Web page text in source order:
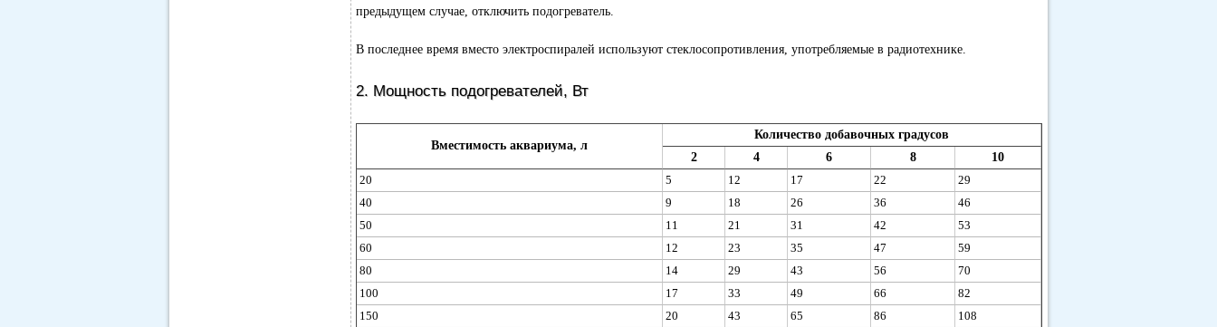
предыдущем случае, отключить подогреватель.
В последнее время вместо электроспиралей используют стеклосопротивления, употребляемые в радиотехнике.
2. Мощность подогревателей, Вт
Вместимость аквариума, л
Количество добавочных градусов
2
4 6 8
10
20
5 12 17 22
29
40
9 18 26 36
46
50
11 21 31 42
53
60
12 23 35 47
59
80
14 29 43 56
70
100
17 33 49 66
82
150
20 43 65 86
108